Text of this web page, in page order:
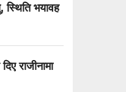
स्थिति भयावह
राजीनामा